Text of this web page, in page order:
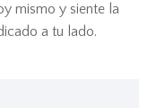
mismo y siente la
a tu lado.